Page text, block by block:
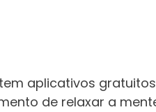
aplicativos
de relaxar a